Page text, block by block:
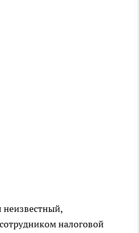
налоговой